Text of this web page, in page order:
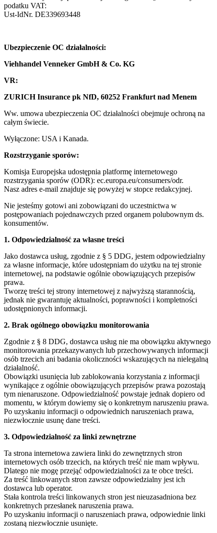
podatku VAT:
Ust-IdNr. DE339693448
Ubezpieczenie OC działalności:
Viehhandel Venneker GmbH & Co. KG
VR:
ZURICH Insurance pk NfD, 60252 Frankfurt nad Menem
Ww. umowa ubezpieczenia OC działalności obejmuje ochroną na
całym świecie.
Wyłączone: USA i Kanada.
Rozstrzyganie sporów:
Komisja Europejska udostępnia platformę internetowego
rozstrzygania sporów (ODR): ec.europa.eu/consumers/odr.
Nasz adres e-mail znajduje się powyżej w stopce redakcyjnej.
Nie jesteśmy gotowi ani zobowiązani do uczestnictwa w
postępowaniach pojednawczych przed organem polubownym ds.
konsumentów.
1. Odpowiedzialność za własne treści
Jako dostawca usług, zgodnie z § 5 DDG, jestem odpowiedzialny
za własne informacje, które udostępniam do użytku na tej stronie
internetowej, na podstawie ogólnie obowiązujących przepisów
prawa.
Tworzę treści tej strony internetowej z najwyższą starannością,
jednak nie gwarantuję aktualności, poprawności i kompletności
udostępnionych informacji.
2. Brak ogólnego obowiązku monitorowania
Zgodnie z § 8 DDG, dostawca usług nie ma obowiązku aktywnego
monitorowania przekazywanych lub przechowywanych informacji
osób trzecich ani badania okoliczności wskazujących na nielegalną
działalność.
Obowiązki usunięcia lub zablokowania korzystania z informacji
wynikające z ogólnie obowiązujących przepisów prawa pozostają
tym nienaruszone. Odpowiedzialność powstaje jednak dopiero od
momentu, w którym dowiemy się o konkretnym naruszeniu prawa.
Po uzyskaniu informacji o odpowiednich naruszeniach prawa,
niezwłocznie usunę dane treści.
3. Odpowiedzialność za linki zewnętrzne
Ta strona internetowa zawiera linki do zewnętrznych stron
internetowych osób trzecich, na których treść nie mam wpływu.
Dlatego nie mogę przejąć odpowiedzialności za te obce treści.
Za treść linkowanych stron zawsze odpowiedzialny jest ich
dostawca lub operator.
Stała kontrola treści linkowanych stron jest nieuzasadniona bez
konkretnych przesłanek naruszenia prawa.
Po uzyskaniu informacji o naruszeniach prawa, odpowiednie linki
zostaną niezwłocznie usunięte.